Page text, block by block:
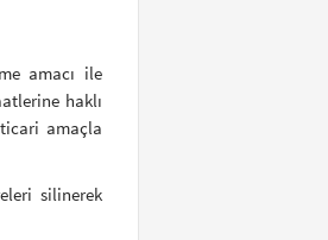
amacı ile
haklı
amaçla
silinerek